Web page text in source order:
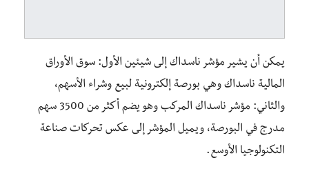
يمكن أن يشير مؤشر ناسداك إلى شيئين الأول: سوق الأوراق
المالية ناسداك وهي بورصة إلكترونية لبيع وشراء الأسهم،
والثاني: مؤشر ناسداك المركب وهو يضم أكثر من 3500 سهم
مدرج في البورصة، ويميل المؤشر إلى عكس تحركات صناعة
التكنولوجيا الأوسع.